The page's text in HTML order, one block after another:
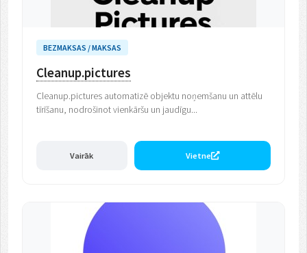
BEZMAKSAS / MAKSAS
Cleanup.pictures
Cleanup.pictures automatizē objektu noņemšanu un attēlu
tīrīšanu, nodrošinot vienkāršu un jaudīgu...
Vairāk Vietne